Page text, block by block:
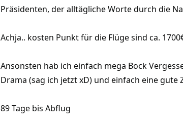
Präsidenten, der alltägliche Worte durch die
Achja.. kosten Punkt für die Flüge sind ca.
Ansonsten hab ich einfach mega Bock
Drama (sag ich jetzt xD) und einfach eine gute
89 Tage bis Abflug